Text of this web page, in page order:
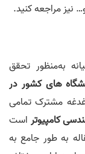
نیز مراجعه کنید.
به‌منظور تحقق
های کشور در
مشترک تمامی
کامپیوتر است
به طور جامع به